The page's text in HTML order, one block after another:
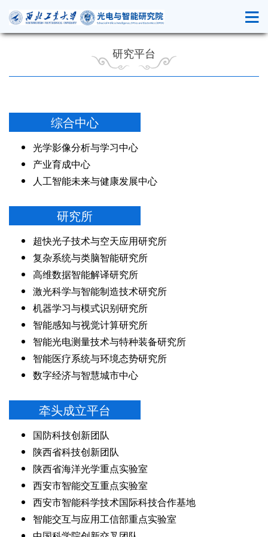
研究平台
综合中心
光学影像分析与学习中心
产业育成中心
人工智能未来与健康发展中心
研究所
超快光子技术与空天应用研究所
复杂系统与类脑智能研究所
高维数据智能解译研究所
激光科学与智能制造技术研究所
机器学习与模式识别研究所
智能感知与视觉计算研究所
智能光电测量技术与特种装备研究所
智能医疗系统与环境态势研究所
数字经济与智慧城市中心
牵头成立平台
国防科技创新团队
陕西省科技创新团队
陕西省海洋光学重点实验室
西安市智能交互重点实验室
西安市智能科学技术国际科技合作基地
智能交互与应用工信部重点实验室